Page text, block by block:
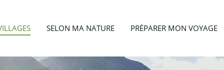
SELON MA NATURE PRÉPARER MON VOYAGE